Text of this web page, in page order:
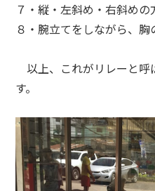
７・縦・左斜め・右斜めの
８・腕立てをしながら、胸
以上、これがリレーと呼
す。